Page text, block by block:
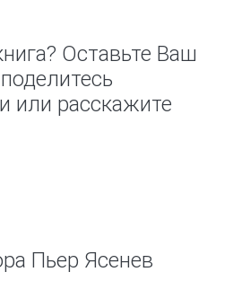
Оставьте Ваш
или расскажите
Пьер Ясенев